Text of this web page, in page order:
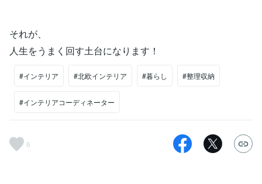
それが、
人生をうまく回す土台になります！
#インテリア #北欧インテリア #暮らし #整理収納
#インテリアコーディネーター
6